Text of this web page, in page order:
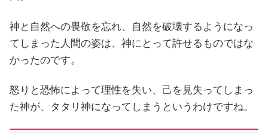
神と自然への畏敬を忘れ、自然を破壊するようになっ
てしまった人間の姿は、神にとって許せるものではな
かったのです。
怒りと恐怖によって理性を失い、己を見失ってしまっ
た神が、タタリ神になってしまうというわけですね。